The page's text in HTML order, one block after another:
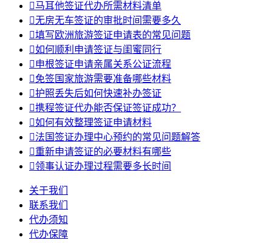
马耳他签证代办所需材料清单
无房无车签证的审批时间需要多久
填写欧洲旅游签证申请表的常见问题
如何顺利申请签证与闺蜜同行
申根签证申请亲属关系公证流程
免签国家旅游需要准备哪些材料
护照丢失后如何快速补办签证
携程签证代办能否保证签证成功？
如何有效整理签证申请材料
法国签证办理中心预约的常见问题解答
重新申请签证的必要材料有哪些
领事认证办理过程需要多长时间
关于我们
联系我们
代办须知
代办保障